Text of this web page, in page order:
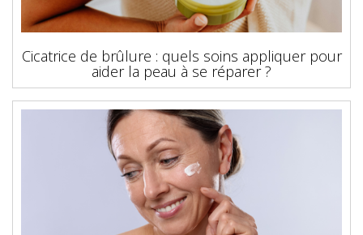
Cicatrice de brûlure : quels soins appliquer pour
aider la peau à se réparer ?